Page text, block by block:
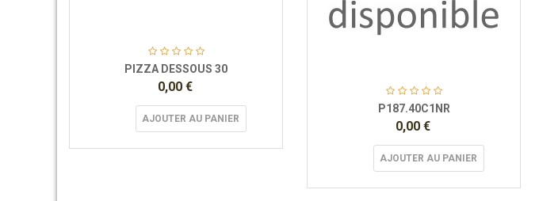
PIZZA DESSOUS 30
0,00 €
AJOUTER AU PANIER
P187.40C1NR
0,00 €
AJOUTER AU PANIER